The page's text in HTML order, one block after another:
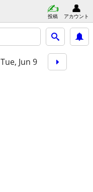
投稿 アカウント
Tue, Jun 9